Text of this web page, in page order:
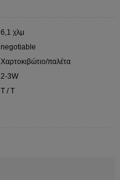
6,1 χλμ
negotiable
Χαρτοκιβώτιο/παλέτα
2-3W
T / T